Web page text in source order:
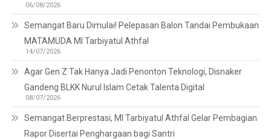
06/08/2026
Semangat Baru Dimulai! Pelepasan Balon Tandai Pembukaan
MATAMUDA MI Tarbiyatul Athfal
14/07/2026
Agar Gen Z Tak Hanya Jadi Penonton Teknologi, Disnaker
Gandeng BLKK Nurul Islam Cetak Talenta Digital
08/07/2026
Semangat Berprestasi, MI Tarbiyatul Athfal Gelar Pembagian
Rapor Disertai Penghargaan bagi Santri